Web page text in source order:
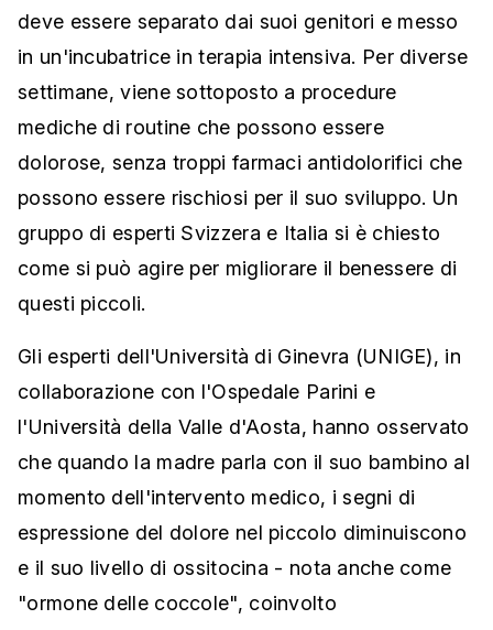
deve essere separato dai suoi genitori e messo
in un'incubatrice in terapia intensiva. Per diverse
settimane, viene sottoposto a procedure
mediche di routine che possono essere
dolorose, senza troppi farmaci antidolorifici che
possono essere rischiosi per il suo sviluppo. Un
gruppo di esperti Svizzera e Italia si è chiesto
come si può agire per migliorare il benessere di
questi piccoli.
Gli esperti dell'Università di Ginevra (UNIGE), in
collaborazione con l'Ospedale Parini e
l'Università della Valle d'Aosta, hanno osservato
che quando la madre parla con il suo bambino al
momento dell'intervento medico, i segni di
espressione del dolore nel piccolo diminuiscono
e il suo livello di ossitocina - nota anche come
"ormone delle coccole", coinvolto